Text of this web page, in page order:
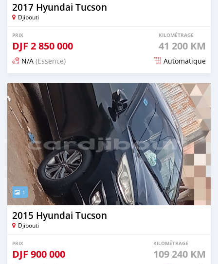
2017 Hyundai Tucson
Djibouti
PRIX
DJF 2 850 000
KILOMÉTRAGE
41 200 KM
N/A (Essence) Automatique
Publié il y a 12 mois
1
2015 Hyundai Tucson
Djibouti
PRIX
DJF 900 000
KILOMÉTRAGE
109 240 KM